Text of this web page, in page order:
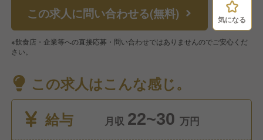
この求人に問い合わせる(無料) 気になる
※飲食店・企業等への直接応募・問い合わせではありませんのでご安心くだ
さい。
この求人はこんな感じ。
給与
月収 22~30 万円
気になる